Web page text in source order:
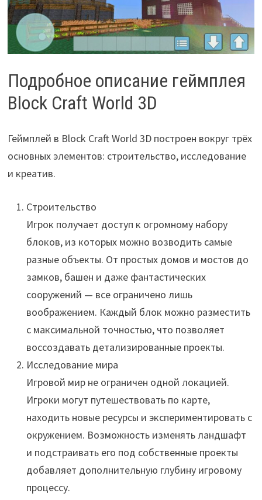
Подробное описание геймплея
Block Craft World 3D
Геймплей в Block Craft World 3D построен вокруг трёх
основных элементов: строительство, исследование
и креатив.
Строительство
Игрок получает доступ к огромному набору
блоков, из которых можно возводить самые
разные объекты. От простых домов и мостов до
замков, башен и даже фантастических
сооружений — все ограничено лишь
воображением. Каждый блок можно разместить
с максимальной точностью, что позволяет
воссоздавать детализированные проекты.
Исследование мира
Игровой мир не ограничен одной локацией.
Игроки могут путешествовать по карте,
находить новые ресурсы и экспериментировать с
окружением. Возможность изменять ландшафт
и подстраивать его под собственные проекты
добавляет дополнительную глубину игровому
процессу.